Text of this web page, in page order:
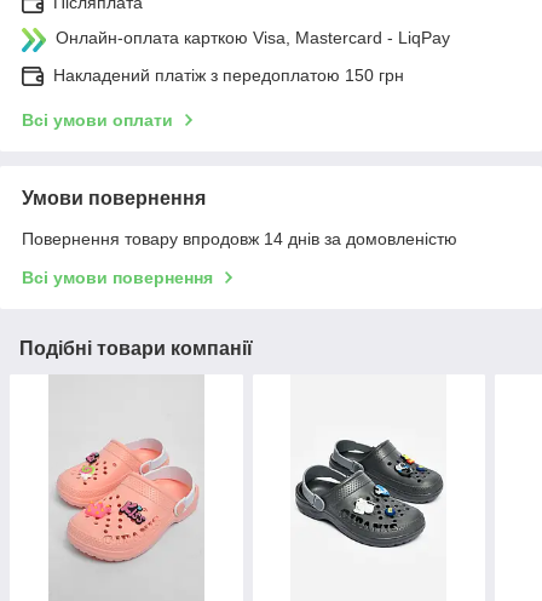
Онлайн-оплата карткою Visa, Mastercard - LiqPay
Накладений платіж з передоплатою 150 грн
Всі умови оплати
Умови повернення
Повернення товару впродовж 14 днів за домовленістю
Всі умови повернення
Подібні товари компанії